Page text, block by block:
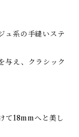
ュ系の手縫いステ
与え、クラシック
て18mmへと美し